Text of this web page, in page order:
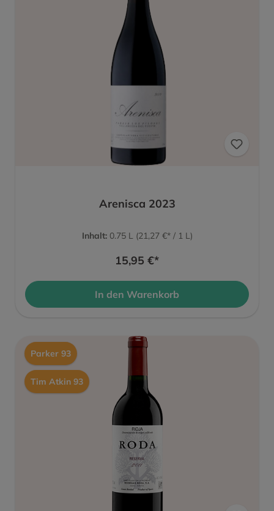
Arenisca 2023
Inhalt: 0.75 L (21,27 €* / 1 L)
15,95 €*
In den Warenkorb
Parker 93
Tim Atkin 93